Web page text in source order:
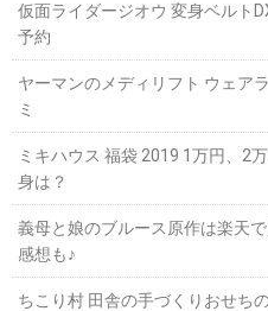
仮面ライダージオウ 変身ベルト
予約
ヤーマンのメディリフト ウェア
ミ
ミキハウス 福袋 2019 1万円、2
身は？
義母と娘のブルース原作は楽天
感想も♪
ちこり村 田舎の手づくりおせち